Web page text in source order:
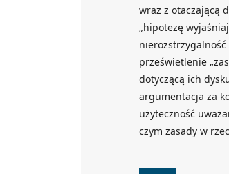
wraz z otaczającą
„hipotezę
nierozstrzygalność
prześwietlenie
dotyczącą ich
argumentacja za
użyteczność
czym zasady w